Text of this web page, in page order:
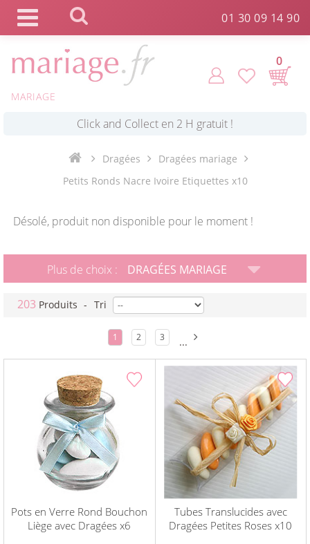
01 30 09 14 90
MARIAGE
0
Dragées
Dragées mariage
Petits Ronds Nacre Ivoire Etiquettes x10
Désolé, produit non disponible pour le moment !
Plus de choix : DRAGÉES MARIAGE
203 Produits - Tri
1 2 3 ...
Pots en Verre Rond Bouchon
Liège avec Dragées x6
Tubes Translucides avec
Dragées Petites Roses x10
Panneau de gestion des cookies